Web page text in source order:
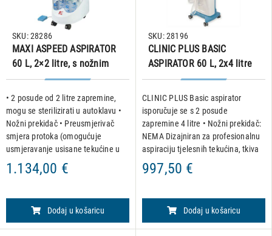
MAXI ASPEED ASPIRATOR
60 L, 2×2 litre, s nožnim
prekidačem
• 2 posude od 2 litre zapremine,
mogu se sterilizirati u autoklavu •
Nožni prekidač • Preusmjerivač
smjera protoka (omogućuje
usmjeravanje usisane tekućine u
bilo koju od 2 staklenke) Kirurški
model za aspiraciju tjelesnih
SKU: 28286
1.134,00 €
Dodaj u košaricu
CLINIC PLUS BASIC
ASPIRATOR 60 L, 2x4 litre
CLINIC PLUS Basic aspirator
isporučuje se s 2 posude
zapremine 4 litre • Nožni prekidač:
NEMA Dizajniran za profesionalnu
aspiraciju tjelesnih tekućina, tkiva
ili kostiju pacijenata tijekom ili
nakon operacije. Klipne pumpe bez
SKU: 28196
997,50 €
Dodaj u košaricu